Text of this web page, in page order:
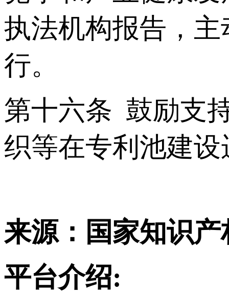
执法机构报告，
行。
第十六条 鼓励支
织等在专利池建
来源：国家知识产
平台介绍: